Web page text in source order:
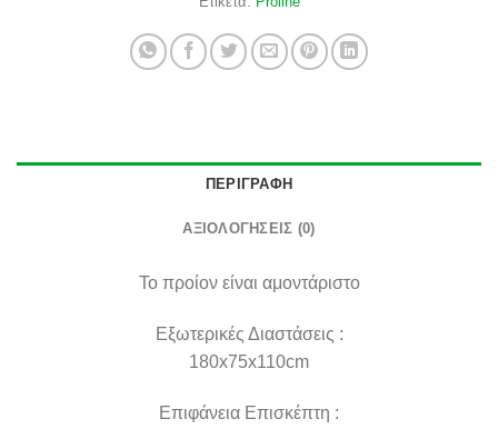
ΠΕΡΙΓΡΑΦΉ
ΑΞΙΟΛΟΓΉΣΕΙΣ (0)
Το προίον είναι αμοντάριστο
Εξωτερικές Διαστάσεις :
180x75x110cm
Επιφάνεια Επισκέπτη :